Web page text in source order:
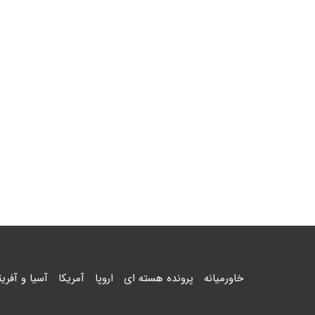
خاورمیانه پرونده هسته ای اروپا آمریکا آسیا و